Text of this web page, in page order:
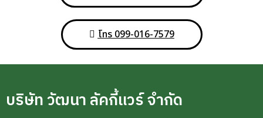
โทร 099-016-7579
บริษัท วัฒนา ลัคกี้แวร์ จำกัด